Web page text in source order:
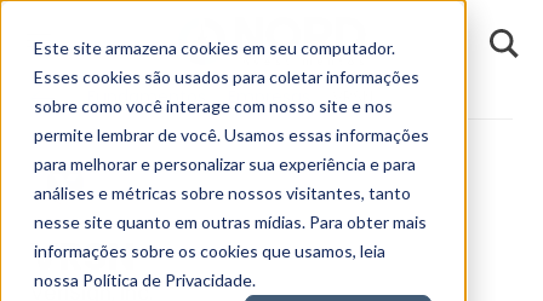
Este site armazena cookies em seu computador.
Esses cookies são usados para coletar informações
sobre como você interage com nosso site e nos
permite lembrar de você. Usamos essas informações
para melhorar e personalizar sua experiência e para
análises e métricas sobre nossos visitantes, tanto
nesse site quanto em outras mídias. Para obter mais
informações sobre os cookies que usamos, leia
nossa Política de Privacidade.
Fundamentos VRSN
VRSN
VeriSign, Inc.